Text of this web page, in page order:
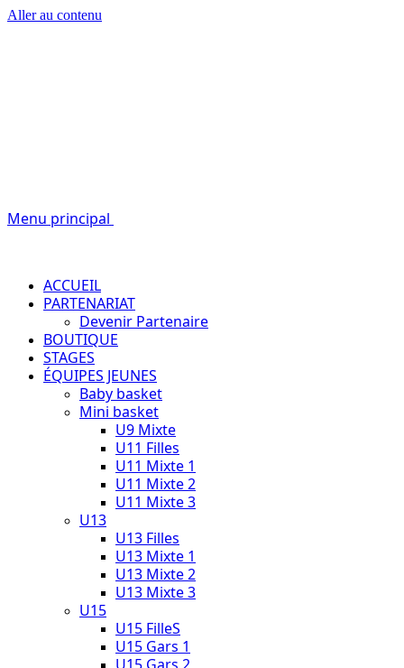
Aller au contenu
Menu principal
ACCUEIL
PARTENARIAT
Devenir Partenaire
BOUTIQUE
STAGES
ÉQUIPES JEUNES
Baby basket
Mini basket
U9 Mixte
U11 Filles
U11 Mixte 1
U11 Mixte 2
U11 Mixte 3
U13
U13 Filles
U13 Mixte 1
U13 Mixte 2
U13 Mixte 3
U15
U15 FilleS
U15 Gars 1